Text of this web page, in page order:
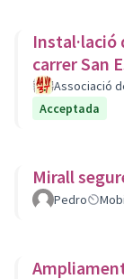
Instal·lació
carrer
Associació
Acceptada
Mirall
Pedro